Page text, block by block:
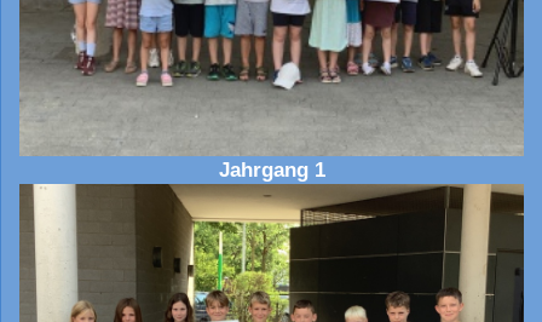
Jahrgang 1